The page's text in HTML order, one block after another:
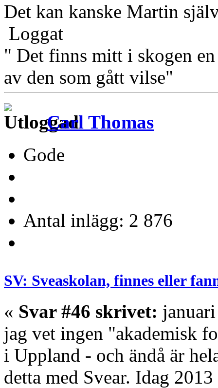
Det kan kanske Martin
Loggat
" Det finns mitt i skogen
av den som gått vilse"
Carl Thomas
Gode
Antal inlägg: 2 876
SV: Sveaskolan, finnes eller
« Svar #46 skrivet:
jag vet ingen "akademisk
i Uppland - och ändå är
detta med Svear. Idag